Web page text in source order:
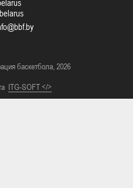
баскетбола, 2026
ITG-SOFT </>